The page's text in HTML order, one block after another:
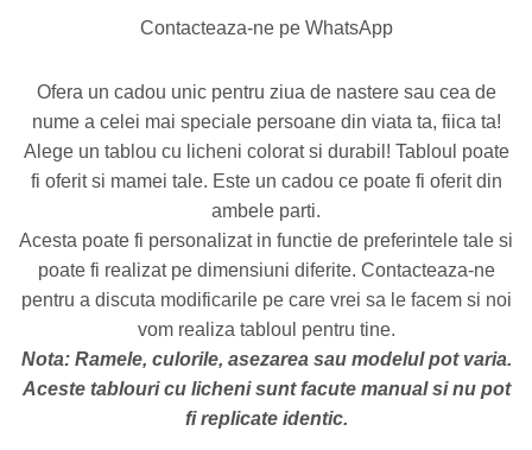
Contacteaza-ne pe WhatsApp
Ofera un cadou unic pentru ziua de nastere sau cea de
nume a celei mai speciale persoane din viata ta, fiica ta!
Alege un tablou cu licheni colorat si durabil! Tabloul poate
fi oferit si mamei tale. Este un cadou ce poate fi oferit din
ambele parti.
Acesta poate fi personalizat in functie de preferintele tale si
poate fi realizat pe dimensiuni diferite. Contacteaza-ne
pentru a discuta modificarile pe care vrei sa le facem si noi
vom realiza tabloul pentru tine.
Nota: Ramele, culorile, asezarea sau modelul pot varia.
Aceste tablouri cu licheni sunt facute manual si nu pot
fi replicate identic.